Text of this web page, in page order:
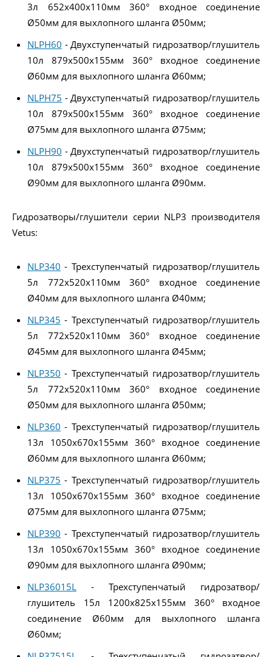
3л 652x400x110мм 360° входное соединение
Ø50мм для выхлопного шланга Ø50мм;
NLPH60 - Двухступенчатый гидрозатвор/глушитель
10л 879x500x155мм 360° входное соединение
Ø60мм для выхлопного шланга Ø60мм;
NLPH75 - Двухступенчатый гидрозатвор/глушитель
10л 879x500x155мм 360° входное соединение
Ø75мм для выхлопного шланга Ø75мм;
NLPH90 - Двухступенчатый гидрозатвор/глушитель
10л 879x500x155мм 360° входное соединение
Ø90мм для выхлопного шланга Ø90мм.
Гидрозатворы/глушители серии NLP3 производителя
Vetus:
NLP340 - Трехступенчатый гидрозатвор/глушитель
5л 772x520x110мм 360° входное соединение
Ø40мм для выхлопного шланга Ø40мм;
NLP345 - Трехступенчатый гидрозатвор/глушитель
5л 772x520x110мм 360° входное соединение
Ø45мм для выхлопного шланга Ø45мм;
NLP350 - Трехступенчатый гидрозатвор/глушитель
5л 772x520x110мм 360° входное соединение
Ø50мм для выхлопного шланга Ø50мм;
NLP360 - Трехступенчатый гидрозатвор/глушитель
13л 1050x670x155мм 360° входное соединение
Ø60мм для выхлопного шланга Ø60мм;
NLP375 - Трехступенчатый гидрозатвор/глушитель
13л 1050x670x155мм 360° входное соединение
Ø75мм для выхлопного шланга Ø75мм;
NLP390 - Трехступенчатый гидрозатвор/глушитель
13л 1050x670x155мм 360° входное соединение
Ø90мм для выхлопного шланга Ø90мм;
NLP36015L - Трехступенчатый гидрозатвор/
глушитель 15л 1200x825x155мм 360° входное
соединение Ø60мм для выхлопного шланга
Ø60мм;